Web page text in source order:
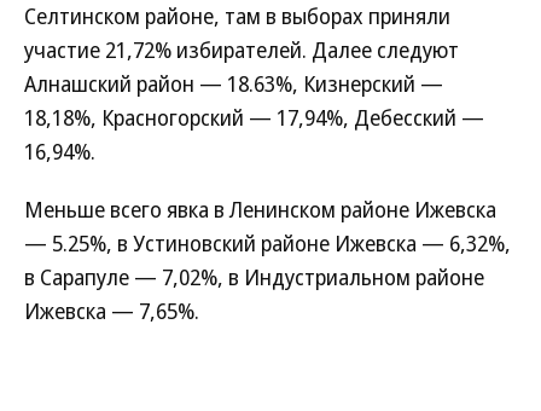
Селтинском районе, там в выборах приняли
участие 21,72% избирателей. Далее следуют
Алнашский район — 18.63%, Кизнерский —
18,18%, Красногорский — 17,94%, Дебесский —
16,94%.
Меньше всего явка в Ленинском районе Ижевска
— 5.25%, в Устиновский районе Ижевска — 6,32%,
в Сарапуле — 7,02%, в Индустриальном районе
Ижевска — 7,65%.